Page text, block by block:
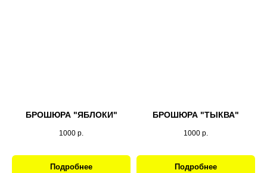
БРОШЮРА "ЯБЛОКИ"
1000 р.
Подробнее
БРОШЮРА "ТЫКВА"
1000 р.
Подробнее